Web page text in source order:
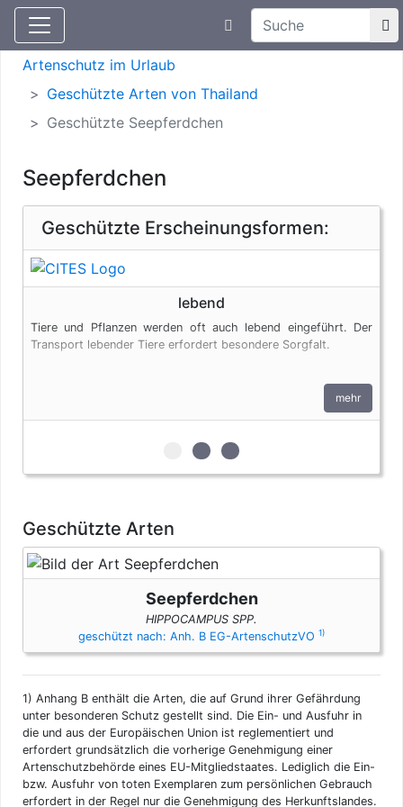
Aktuelle Meldungen
Suchtexteingabe
Artenschutz
Artenschutz im Urlaub
Geschützte Arten von Thailand
Geschützte Seepferdchen
Seepferdchen
Geschützte Erscheinungsformen:
lebend
Tiere und Pflanzen werden oft auch lebend eingeführt. Der
Transport lebender Tiere erfordert besondere Sorgfalt.
mehr
zur 1. geschützten
zur 2. geschützten
zur 3. geschützten
Geschützte Arten
Seepferdchen
HIPPOCAMPUS SPP.
geschützt nach: Anh. B EG-ArtenschutzVO 1)
1) Anhang B enthält die Arten, die auf Grund ihrer Gefährdung
unter besonderen Schutz gestellt sind. Die Ein- und Ausfuhr in
die und aus der Europäischen Union ist reglementiert und
erfordert grundsätzlich die vorherige Genehmigung einer
Artenschutzbehörde eines EU-Mitgliedstaates. Lediglich die Ein-
bzw. Ausfuhr von toten Exemplaren zum persönlichen Gebrauch
erfordert in der Regel nur die Genehmigung des Herkunftslandes.